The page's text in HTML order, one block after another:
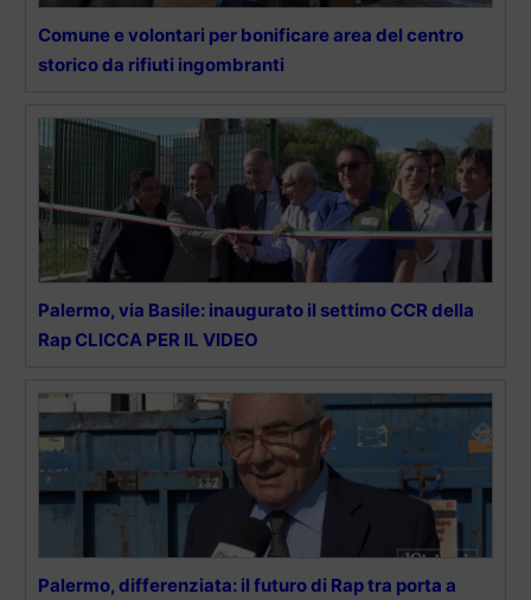
Comune e volontari per bonificare area del centro
storico da rifiuti ingombranti
Palermo, via Basile: inaugurato il settimo CCR della
Rap CLICCA PER IL VIDEO
Palermo, differenziata: il futuro di Rap tra porta a